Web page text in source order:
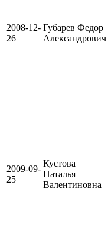
2008-12-
26
Губарев Федор
Александрович
2009-09-
25
Кустова
Наталья
Валентиновна